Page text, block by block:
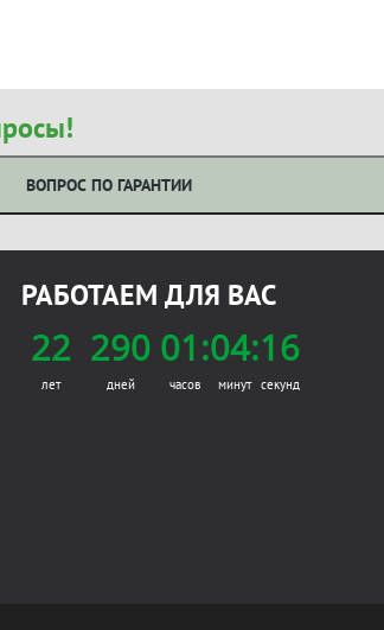
ВОПРОС ПО ГАРАНТИИ
РАБОТАЕМ ДЛЯ ВАС
22
лет
290
дней
01:
часов
04:
минут
16
секунд